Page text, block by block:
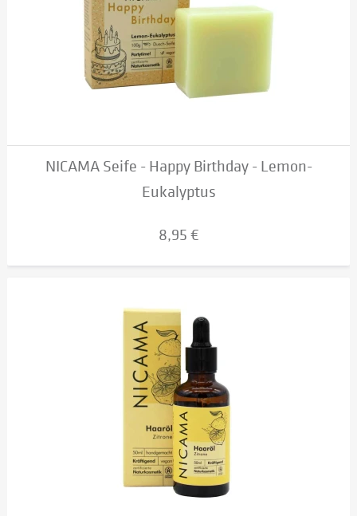
NICAMA Seife - Happy Birthday - Lemon-
Eukalyptus
8,95 €